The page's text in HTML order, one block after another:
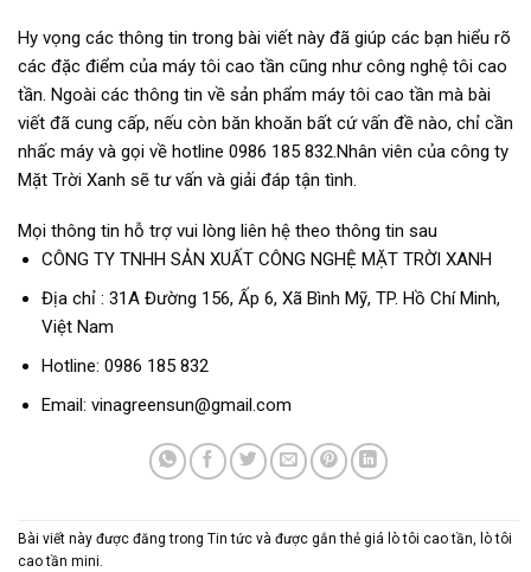
Hy vọng các thông tin trong bài viết này đã giúp các bạn hiểu rõ
các đặc điểm của máy tôi cao tần cũng như công nghệ tôi cao
tần. Ngoài các thông tin về sản phẩm máy tôi cao tần mà bài
viết đã cung cấp, nếu còn băn khoăn bất cứ vấn đề nào, chỉ cần
nhấc máy và gọi về hotline 0986 185 832.Nhân viên của công ty
Mặt Trời Xanh sẽ tư vấn và giải đáp tận tình.
Mọi thông tin hỗ trợ vui lòng liên hệ theo thông tin sau
CÔNG TY TNHH SẢN XUẤT CÔNG NGHỆ MẶT TRỜI XANH
Địa chỉ : 31A Đường 156, Ấp 6, Xã Bình Mỹ, TP. Hồ Chí Minh,
Việt Nam
Hotline: 0986 185 832
Email: vinagreensun@gmail.com
Bài viết này được đăng trong Tin tức và được gắn thẻ giá lò tôi cao tần, lò tôi
cao tần mini.